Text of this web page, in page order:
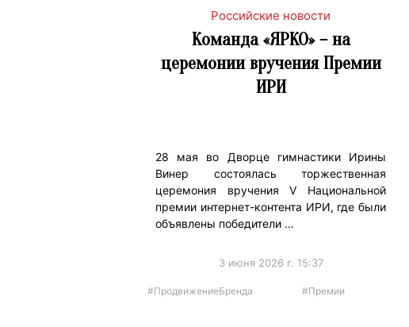
Российские новости
Команда «ЯРКО» – на
церемонии вручения Премии
ИРИ
28 мая во Дворце гимнастики Ирины
Винер состоялась торжественная
церемония вручения V Национальной
премии интернет-контента ИРИ, где были
объявлены победители …
3 июня 2026 г. 15:37
#ПродвижениеБренда #Премии